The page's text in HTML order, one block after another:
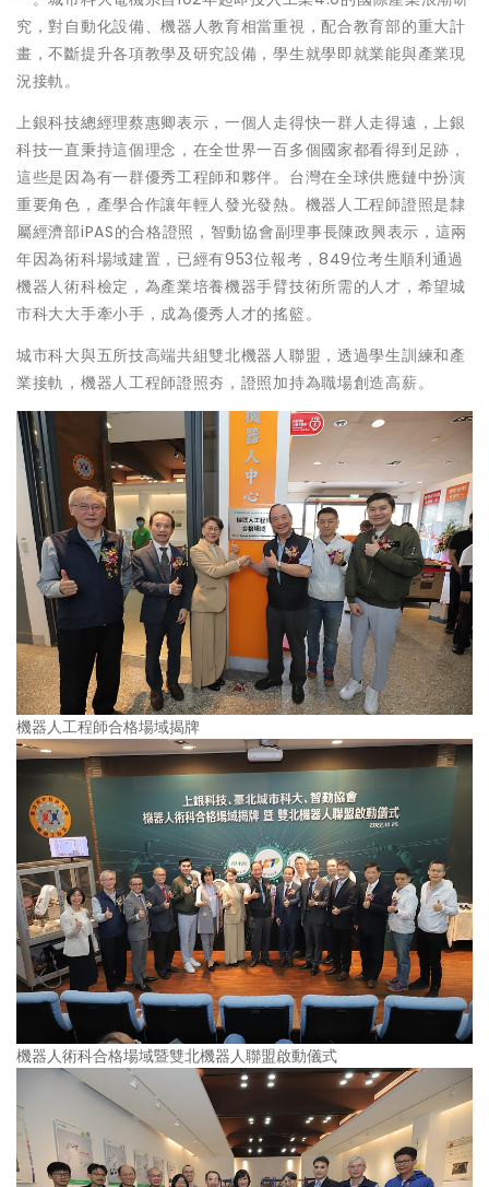
究，對自動化設備、機器人教育相當重視，配合教育部的重大計
畫，不斷提升各項教學及研究設備，學生就學即就業能與產業現
況接軌。
上銀科技總經理蔡惠卿表示，一個人走得快一群人走得遠，上銀
科技一直秉持這個理念，在全世界一百多個國家都看得到足跡，
這些是因為有一群優秀工程師和夥伴。台灣在全球供應鏈中扮演
重要角色，產學合作讓年輕人發光發熱。機器人工程師證照是隸
屬經濟部iPAS的合格證照，智動協會副理事長陳政興表示，這兩
年因為術科場域建置，已經有953位報考，849位考生順利通過
機器人術科檢定，為產業培養機器手臂技術所需的人才，希望城
市科大大手牽小手，成為優秀人才的搖籃。
城市科大與五所技高端共組雙北機器人聯盟，透過學生訓練和產
業接軌，機器人工程師證照夯，證照加持為職場創造高薪。
機器人工程師合格場域揭牌
機器人術科合格場域暨雙北機器人聯盟啟動儀式